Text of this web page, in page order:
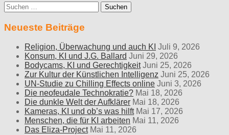
Suche
nach:
Neueste Beiträge
Religion, Überwachung und auch KI Juli 9, 2026
Konsum, KI und J.G. Ballard Juni 29, 2026
Bodycams, KI und Gerechtigkeit Juni 25, 2026
Zur Kultur der Künstlichen Intelligenz Juni 25, 2026
UN-Studie zu Chilling Effects online Juni 3, 2026
Die neofeudale Technokratie? Mai 18, 2026
Die dunkle Welt der Aufklärer Mai 18, 2026
Kameras, KI und ob’s was hilft Mai 17, 2026
Menschen, die für KI arbeiten Mai 11, 2026
Das Eliza-Project Mai 11, 2026